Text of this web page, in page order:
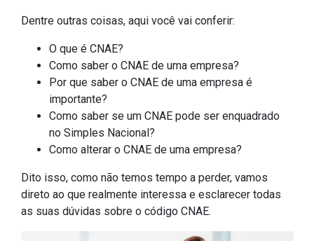
Dentre outras coisas, aqui você vai conferir:
O que é CNAE?
Como saber o CNAE de uma empresa?
Por que saber o CNAE de uma empresa é
importante?
Como saber se um CNAE pode ser enquadrado
no Simples Nacional?
Como alterar o CNAE de uma empresa?
Dito isso, como não temos tempo a perder, vamos
direto ao que realmente interessa e esclarecer todas
as suas dúvidas sobre o código CNAE.